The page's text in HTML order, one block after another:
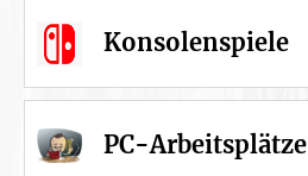
Konsolenspiele
PC-Arbeitsplätze